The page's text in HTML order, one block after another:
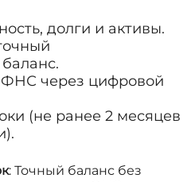
долги и активы.
через цифровой
(не ранее 2 месяцев
: Точный баланс без